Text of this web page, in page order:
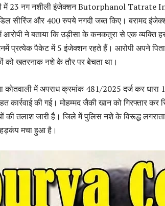
में 23 नग नशीली इंजेक्शन Butorphanol Tatrate
सीरिंज और 400 रुपये नगदी जब्त किए। बरामद
ने बताया कि उड़ीसा के कनकतुरा से एक व्यक्ति
प्रत्येक पैकेट में 5 इंजेक्शन रहते हैं। आरोपी अपने
को खतरनाक नशे के तौर पर बेचता था।
कोतवाली में अपराध क्रमांक 481/2025 दर्ज कर
की गई। मोहम्मद जैकी खान को गिरफ्तार कर
की तलाश जारी है। जिले में पुलिस नशे के विरूद्ध
हड़कंप मचा हुआ है।